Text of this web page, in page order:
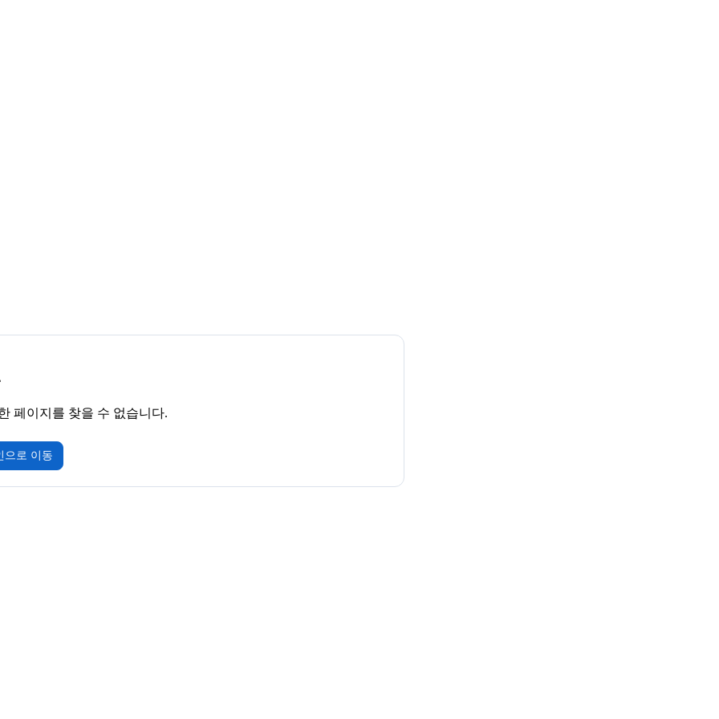
페이지를 찾을 수 없습니다.
으로 이동